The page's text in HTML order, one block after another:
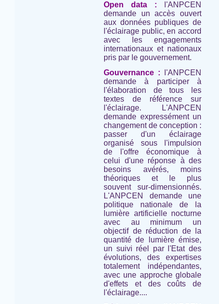
Open data : l'ANPCEN
demande un accès ouvert
aux données publiques de
l'éclairage public, en accord
avec les engagements
internationaux et nationaux
pris par le gouvernement.
Gouvernance :
l'ANPCEN
demande à participer à
l'élaboration de tous les
textes de référence sur
l'éclairage. L'ANPCEN
demande expressément un
changement de conception :
passer d'un éclairage
organisé sous l'impulsion
de l'offre économique à
celui d'une réponse à des
besoins avérés, moins
théoriques et le plus
souvent sur-dimensionnés.
L'ANPCEN demande une
politique nationale de la
lumière artificielle nocturne
avec au minimum un
objectif de réduction de la
quantité de lumière émise,
un suivi réel par l'Etat des
évolutions, des expertises
totalement indépendantes,
avec une approche globale
d'effets et des coûts de
l'éclairage....